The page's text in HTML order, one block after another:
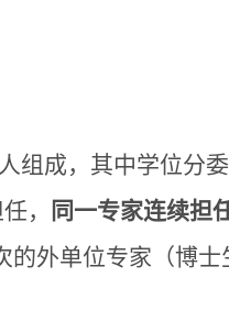
组成，其中学位分
，
同一专家连续担
外单位专家（博士